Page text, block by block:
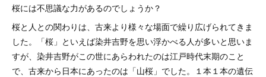
桜には不思議な力があるのでしょうか？
桜と人との関わりは、古来より様々な場面で繰り広げられてきま
した。「桜」といえば染井吉野を思い浮かべる人が多いと思いま
すが、染井吉野がこの世にあらわれたのは江戸時代末期のこと
で、古来から日本にあったのは「山桜」でした。１本１本の遺伝